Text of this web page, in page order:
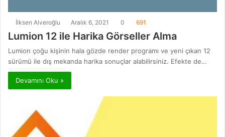
İlksen Alveroğlu Aralık 6, 2021 0 691
Lumion 12 ile Harika Görseller Alma
Lumion çoğu kişinin hala gözde render programı ve yeni çıkan 12
sürümü ile dış mekanda harika sonuçlar alabilirsiniz. Efekte de…
Devamını Oku »